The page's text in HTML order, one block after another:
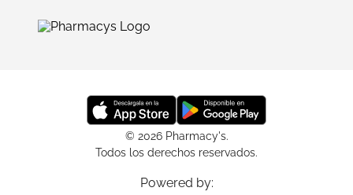
© 2026 Pharmacy's.
Todos los derechos reservados.
Powered by: